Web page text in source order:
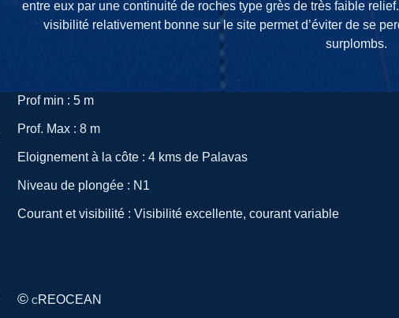
entre eux par une continuité de roches type grès de très faible
visibilité relativement bonne sur le site permet d’éviter de se
surplombs.
Prof min : 5 m
Prof. Max : 8 m
Eloignement à la côte : 4 kms de Palavas
Niveau de plongée : N1
Courant et visibilité : Visibilité excellente, courant variable
© CREOCEAN